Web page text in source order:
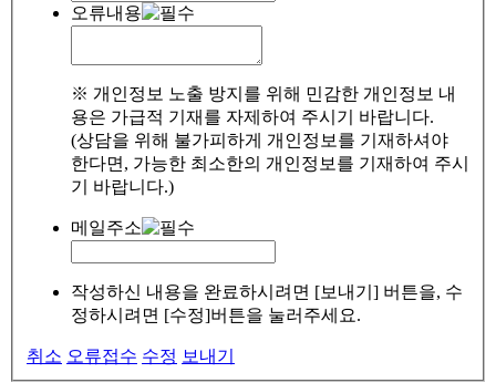
오류내용
※ 개인정보 노출 방지를 위해 민감한 개인정보 내
용은 가급적 기재를 자제하여 주시기 바랍니다.
(상담을 위해 불가피하게 개인정보를 기재하셔야
한다면, 가능한 최소한의 개인정보를 기재하여 주시
기 바랍니다.)
메일주소
작성하신 내용을 완료하시려면 [보내기] 버튼을, 수
정하시려면 [수정]버튼을 눌러주세요.
취소 오류접수 수정 보내기